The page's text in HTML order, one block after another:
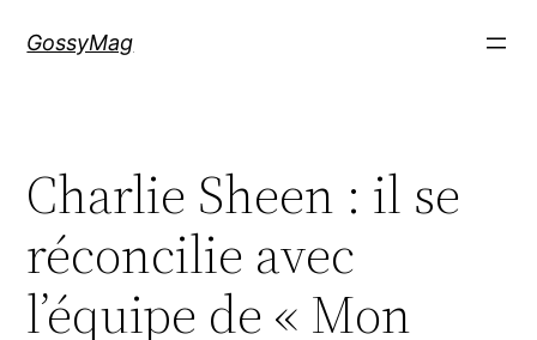
GossyMag
Charlie Sheen : il se
réconcilie avec
l’équipe de « Mon